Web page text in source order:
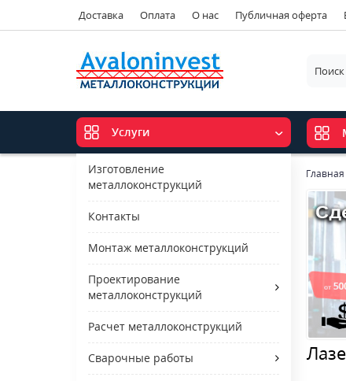
Доставка Оплата О нас Публичная оферта
Услуги
Изготовление
металлоконструкций
Контакты
Монтаж металлоконструкций
Проектирование
металлоконструкций
Расчет металлоконструкций
Сварочные работы
Главная